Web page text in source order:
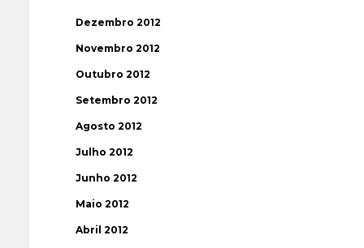
Dezembro 2012
Novembro 2012
Outubro 2012
Setembro 2012
Agosto 2012
Julho 2012
Junho 2012
Maio 2012
Abril 2012